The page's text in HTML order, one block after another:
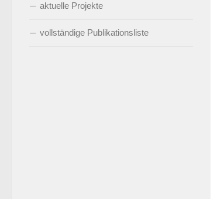
aktuelle Projekte
vollständige Publikationsliste